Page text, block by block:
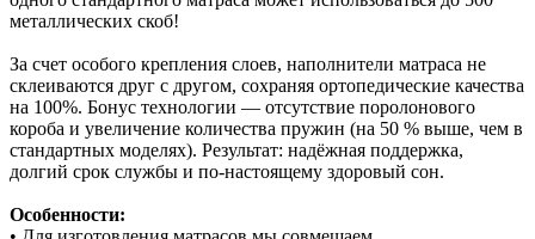
металлических скоб!
За счет особого крепления слоев, наполнители матраса не
склеиваются друг с другом, сохраняя ортопедические качества
на 100%. Бонус технологии — отсутствие поролонового
короба и увеличение количества пружин (на 50 % выше, чем в
стандартных моделях). Результат: надёжная поддержка,
долгий срок службы и по‑настоящему здоровый сон.
Особенности: